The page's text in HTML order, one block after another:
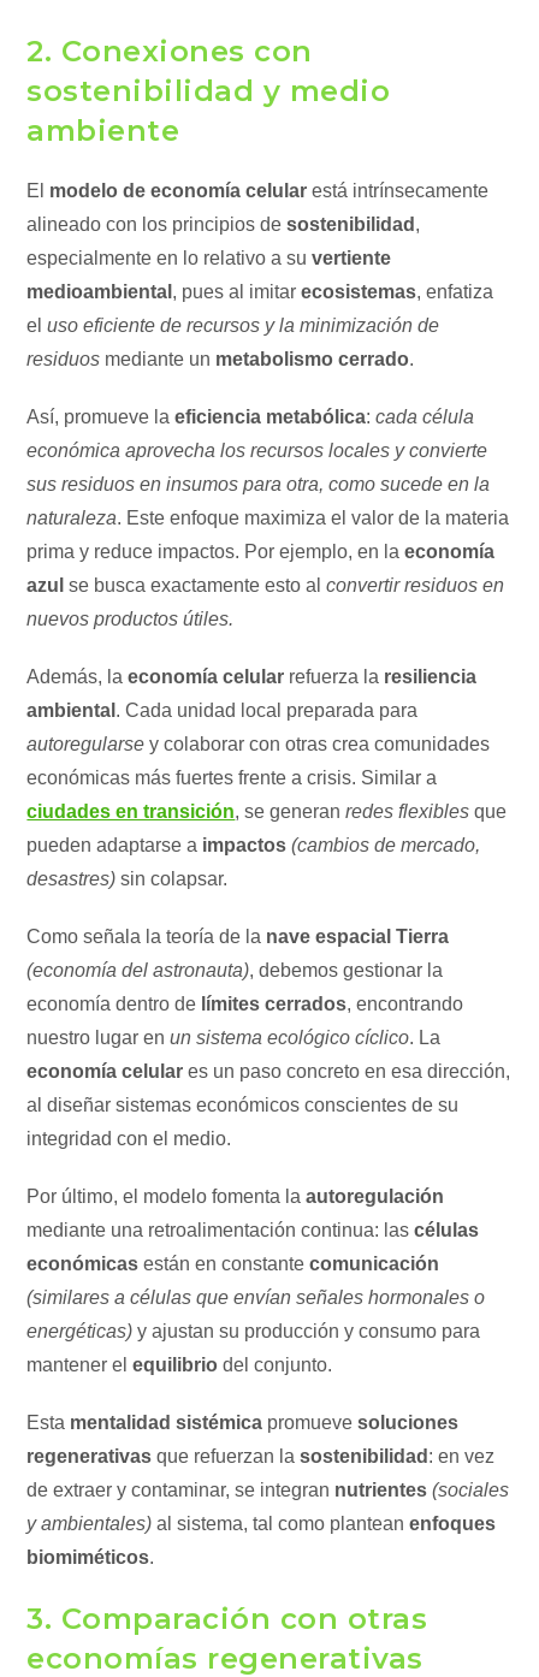
2. Conexiones con
sostenibilidad y medio
ambiente
El modelo de economía celular está intrínsecamente
alineado con los principios desostenibilidad ,
especialmente en lo relativo a suvertiente
medioambiental , pues al imitarecosistemas, enfatiza
eluso eficiente de recursos y la minimización de
residuos mediante un metabolismo cerrado.
Así, promueve laeficiencia metabólica:cada célula
económica aprovecha los recursos locales y convierte
sus residuos en insumos para otra, como sucede en la
naturaleza. Este enfoque maximiza el valor de la materia
prima y reduce impactos. Por ejemplo, en laeconomía
azul se busca exactamente esto alconvertir residuos en
nuevos productos útiles.
Además, laeconomía celular refuerza la resiliencia
ambiental . Cada unidad local preparada para
autoregularse y colaborar con otras crea comunidades
económicas más fuertes frente a crisis. Similar a
ciudades en transición, se generan redes flexibles que
pueden adaptarse a impactos (cambios de mercado,
desastres) sin colapsar.
Como señala la teoría de la nave espacial Tierra
(economía del astronauta), debemos gestionar la
economía dentro de límites cerrados, encontrando
nuestro lugar enun sistema ecológico cíclico. La
economía celular es un paso concreto en esa dirección,
al diseñar sistemas económicos conscientes de su
integridad con el medio.
Por último, el modelo fomenta laautoregulación
mediante una retroalimentación continua: lascélulas
económicas están en constantecomunicación
(similares a células que envían señales hormonales o
energéticas) y ajustan su producción y consumo para
mantener elequilibrio del conjunto.
Esta mentalidad sistémica promuevesoluciones
regenerativas que refuerzan lasostenibilidad : en vez
de extraer y contaminar, se integran nutrientes (sociales
y ambientales) al sistema, tal como planteanenfoques
biomiméticos.
3. Comparación con otras
economías regenerativas